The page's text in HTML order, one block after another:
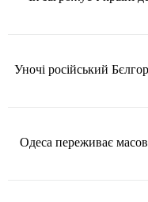
Уночі російський
Одеса переживає